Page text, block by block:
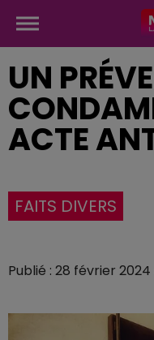
UN
ACTE
FAITS DIVERS
Publié : 28 février